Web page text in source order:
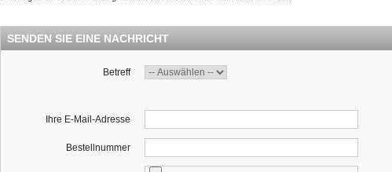
SENDEN SIE EINE NACHRICHT
Betreff
Ihre E-Mail-Adresse
Bestellnummer